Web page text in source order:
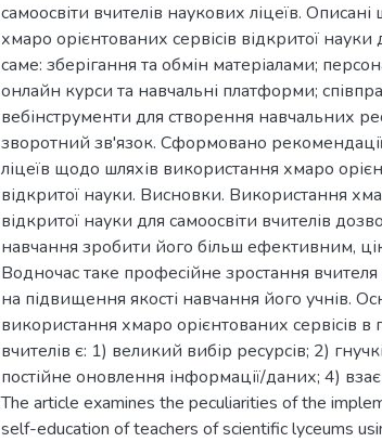
самоосвіти вчителів наукових ліцеїв.
хмаро орієнтованих сервісів відкритої науки
саме: зберігання та обмін матеріалами;
онлайн курси та навчальні платформи;
вебінструменти для створення навчальних
зворотний зв'язок. Сформовано
ліцеїв щодо шляхів використання хмаро
відкритої науки. Висновки. Використання
відкритої науки для самоосвіти вчителів
навчання зробити його більш ефективним,
Водночас таке професійне зростання
на підвищення якості навчання його учнів.
використання хмаро орієнтованих сервісів в
вчителів є: 1) великий вибір ресурсів; 2)
постійне оновлення інформації/даних; 4)
The article examines the peculiarities of the
self-education of teachers of scientific lyceums